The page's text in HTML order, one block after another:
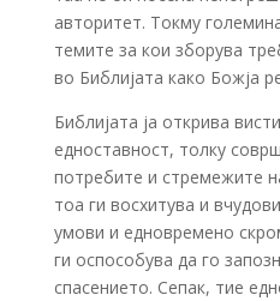
авторитет. Токму
темите за кои зборува
во Библијата како Божја
Библијата ја открива
едноставност, толку
потребите и стремежите
тоа ги восхитува и
умови и едновремено
ги оспособува да го
спасението. Сепак, тие